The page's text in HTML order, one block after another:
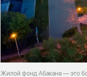
Жилой фонд Абакана — это